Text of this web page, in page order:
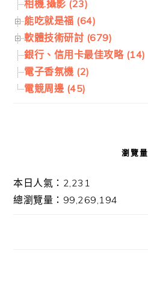
相機.攝影 (23)
能吃就是福 (64)
軟體技術研討 (679)
銀行、信用卡最佳攻略 (14)
電子香氛機 (2)
電競周邊 (45)
瀏覽量
本日人氣：2,231
總瀏覽量：99,269,194